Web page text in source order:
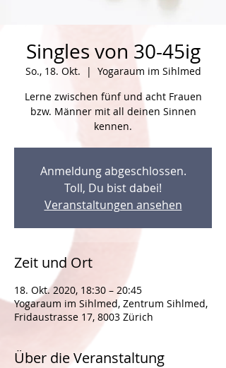
Singles von 30-45ig
So., 18. Okt.
  |
Yogaraum im Sihlmed
Lerne zwischen fünf und acht Frauen
bzw. Männer mit all deinen Sinnen
Anmeldung abgeschlossen.
Toll, Du bist dabei!
Veranstaltungen ansehen
Zeit und Ort
18. Okt. 2020, 18:30 – 20:45
Yogaraum im Sihlmed, Zentrum Sihlmed,
Fridaustrasse 17, 8003 Zürich
Über die Veranstaltung